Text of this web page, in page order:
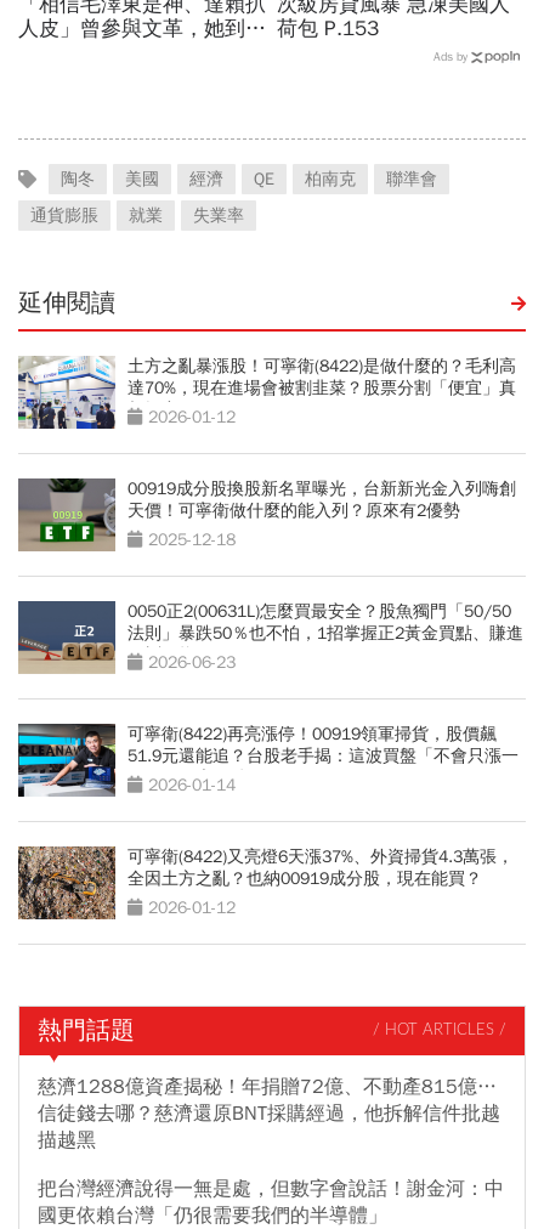
人皮」曾參與文革，她到德 荷包 P.153
Ads by
陶冬 美國 經濟 QE 柏南克
聯準會
通貨膨脹
就業 失業率
延伸閱讀
土方之亂暴漲股！可寧衛(8422)是做什麼的？毛利高
達70%，現在進場會被割韭菜？股票分割「便宜」真
相揭密
2026-01-12
00919成分股換股新名單曝光，台新新光金入列嗨創
天價！可寧衛做什麼的能入列？原來有2優勢
2025-12-18
0050正2(00631L)怎麼買最安全？股魚獨門「50/50
法則」暴跌50％也不怕，1招掌握正2黃金買點、賺進
N倍報酬
2026-06-23
可寧衛(8422)再亮漲停！00919領軍掃貨，股價飆
51.9元還能追？台股老手揭：這波買盤「不會只漲一
下子」兩大關鍵
2026-01-14
可寧衛(8422)又亮燈6天漲37%、外資掃貨4.3萬張，
全因土方之亂？也納00919成分股，現在能買？
2026-01-12
熱門話題 / HOT ARTICLES /
慈濟1288億資產揭秘！年捐贈72億、不動產815億…
信徒錢去哪？慈濟還原BNT採購經過，他拆解信件批越
描越黑
把台灣經濟說得一無是處，但數字會說話！謝金河：中
國更依賴台灣「仍很需要我們的半導體」